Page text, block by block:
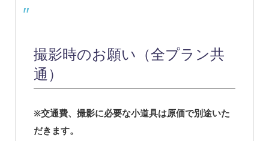
撮影時のお願い（全プラン共
通）
※交通費、撮影に必要な小道具は原価で別途いた
だきます。